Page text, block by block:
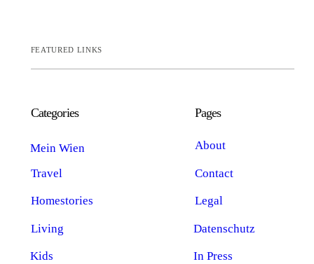
FEATURED LINKS
Categories Pages
Living
About
Travel Contact
Homestories
In Press
Mein Wien
Legal
Kids
Datenschutz